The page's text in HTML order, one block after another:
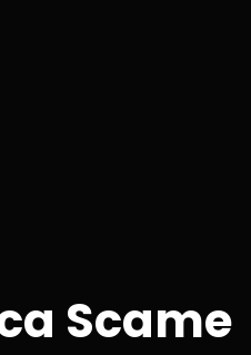
Scame